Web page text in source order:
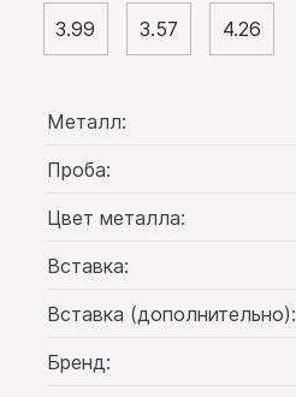
3.99 3.57 4.26
Металл:
Проба:
Цвет металла:
Вставка:
Вставка (дополнительно):
Бренд: